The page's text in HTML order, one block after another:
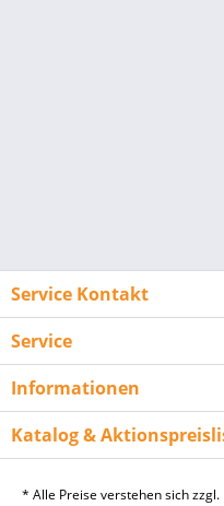
Service Kontakt
Service
Informationen
Katalog &
* Alle Preise verstehen sich